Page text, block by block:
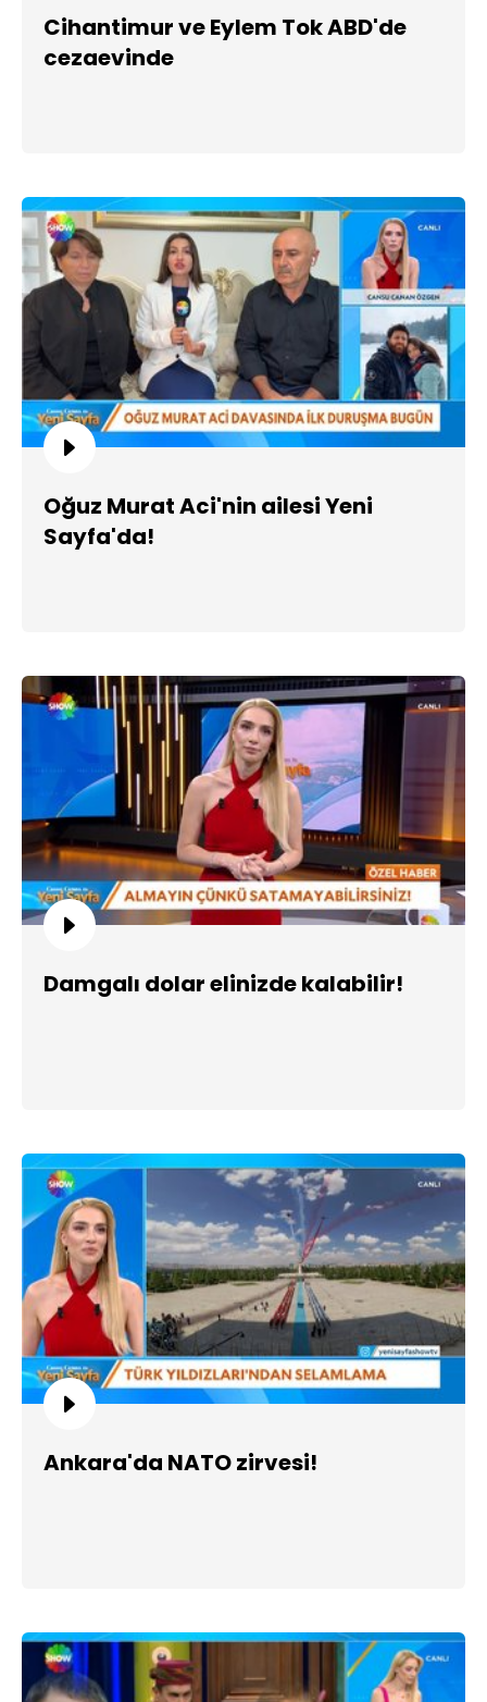
Cihantimur ve Eylem Tok ABD'de
cezaevinde
Oğuz Murat Aci'nin ailesi Yeni
Sayfa'da!
Damgalı dolar elinizde kalabilir!
Ankara'da NATO zirvesi!